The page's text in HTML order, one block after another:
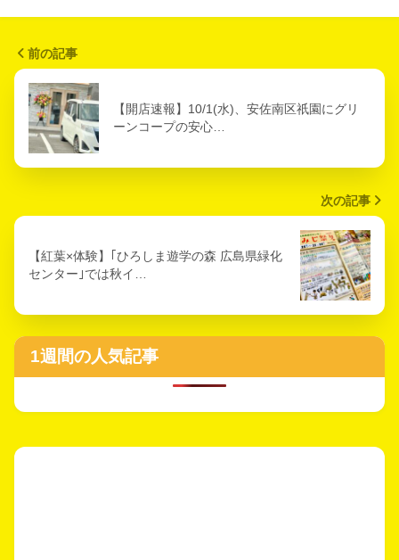
前の記事
【開店速報】10/1(水)、安佐南区祇園にグリ
ーンコープの安心…
次の記事
【紅葉×体験】｢ひろしま遊学の森 広島県緑化
センター｣では秋イ…
1週間の人気記事